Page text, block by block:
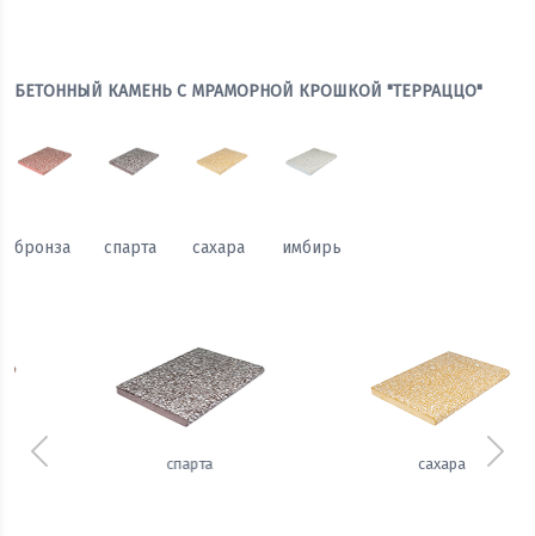
БЕТОННЫЙ КАМЕНЬ С МРАМОРНОЙ КРОШКОЙ "ТЕРРАЦЦО"
бронза спарта сахара имбирь
имбирь
Предыдущий